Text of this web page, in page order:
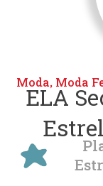
Moda, Moda
ELA